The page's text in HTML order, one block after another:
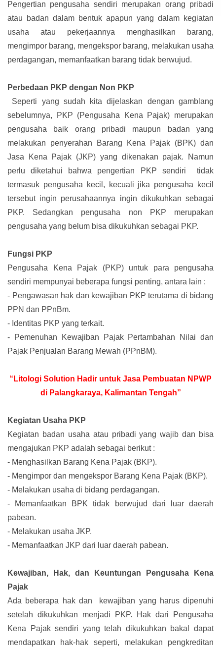
Pengertian pengusaha sendiri merupakan orang pribadi
atau badan dalam bentuk apapun yang dalam kegiatan
usaha atau pekerjaannya menghasilkan barang,
mengimpor barang, mengekspor barang, melakukan usaha
perdagangan, memanfaatkan barang tidak berwujud.
Perbedaan PKP dengan Non PKP
Seperti yang sudah kita dijelaskan dengan gamblang
sebelumnya, PKP (Pengusaha Kena Pajak) merupakan
pengusaha baik orang pribadi maupun badan yang
melakukan penyerahan Barang Kena Pajak (BPK) dan
Jasa Kena Pajak (JKP) yang dikenakan pajak. Namun
perlu diketahui bahwa pengertian PKP sendiri tidak
termasuk pengusaha kecil, kecuali jika pengusaha kecil
tersebut ingin perusahaannya ingin dikukuhkan sebagai
PKP. Sedangkan pengusaha non PKP merupakan
pengusaha yang belum bisa dikukuhkan sebagai PKP.
Fungsi PKP
Pengusaha Kena Pajak (PKP) untuk para pengusaha
sendiri mempunyai beberapa fungsi penting, antara lain :
- Pengawasan hak dan kewajiban PKP terutama di bidang
PPN dan PPnBm.
- Identitas PKP yang terkait.
-
Pemenuhan Kewajiban Pajak Pertambahan Nilai dan
Pajak Penjualan Barang Mewah (PPnBM).
“Litologi Solution Hadir untuk Jasa Pembuatan NPWP
di Palangkaraya, Kalimantan Tengah”
Kegiatan Usaha PKP
Kegiatan badan usaha atau pribadi yang wajib dan bisa
mengajukan PKP adalah sebagai berikut :
- Menghasilkan Barang Kena Pajak (BKP).
- Mengimpor dan mengekspor Barang Kena Pajak (BKP).
- Melakukan usaha di bidang perdagangan.
-
Memanfaatkan BPK tidak berwujud dari luar daerah
pabean.
- Melakukan usaha JKP.
- Memanfaatkan JKP dari luar daerah pabean.
Kewajiban, Hak, dan Keuntungan Pengusaha Kena
Pajak
Ada beberapa hak dan kewajiban yang harus dipenuhi
setelah dikukuhkan menjadi PKP. Hak dari Pengusaha
Kena Pajak sendiri yang telah dikukuhkan bakal dapat
mendapatkan hak-hak seperti, melakukan pengkreditan